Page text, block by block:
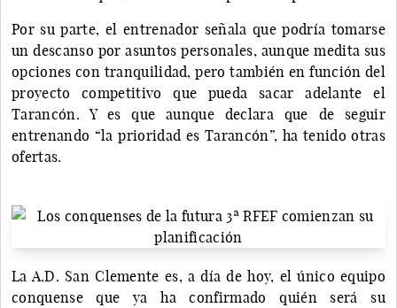
Por su parte, el entrenador señala que podría tomarse
un descanso por asuntos personales, aunque medita sus
opciones con tranquilidad, pero también en función del
proyecto competitivo que pueda sacar adelante el
Tarancón. Y es que aunque declara que de seguir
entrenando “la prioridad es Tarancón”, ha tenido otras
ofertas.
La A.D. San Clemente es, a día de hoy, el único equipo
conquense que ya ha confirmado quién será su